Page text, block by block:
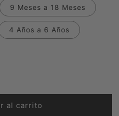
9 Meses a 18 Meses
4 Años a 6 Años
al carrito